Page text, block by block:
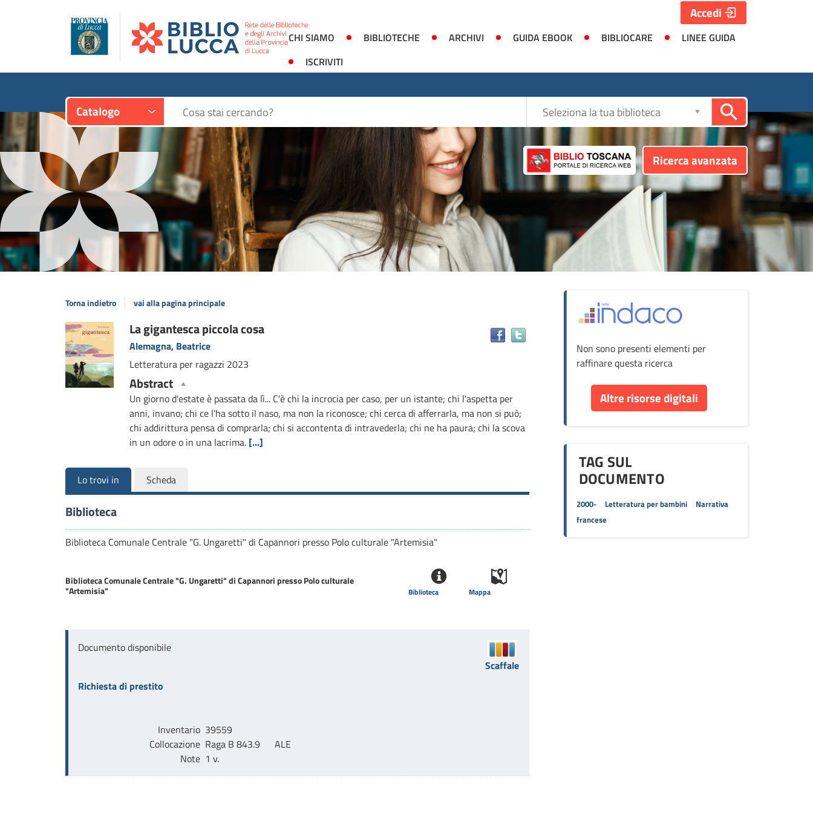
CHI SIAMO BIBLIOTECHE ARCHIVI GUIDA EBOOK BIBLIOCARE
LINEE GUIDA
ISCRIVITI
Accedi
Catalogo Cerca su "Catalogo"
Ricerca avanzata
Seleziona
la
Torna indietro vai alla pagina principale
Dettaglio
del
documento
La gigantesca piccola cosa
Alemagna, Beatrice
Letteratura per ragazzi 2023
Abstract
Un giorno d'estate è passata da lì... C'è chi la incrocia per caso, per un istante; chi l'aspetta per
anni, invano; chi ce l'ha sotto il naso, ma non la riconosce; chi cerca di afferrarla, ma non si può;
chi addirittura pensa di comprarla; chi si accontenta di intravederla; chi ne ha paura; chi la scova
in un odore o in una lacrima. [...]
Lo trovi in Scheda
Biblioteca
Biblioteca Comunale Centrale "G. Ungaretti" di Capannori presso Polo culturale "Artemisia"
Biblioteca Comunale Centrale "G. Ungaretti" di Capannori presso Polo culturale
"Artemisia" Mappa
Biblioteca
Documento disponibile
Richiesta di prestito
Inventario 39559
Collocazione Raga B 843.9      ALE
Note 1 v.
Scaffale
Non sono presenti elementi per
raffinare questa ricerca
Altre risorse digitali
TAG SUL
DOCUMENTO
2000- Letteratura per bambini
Narrativa
francese